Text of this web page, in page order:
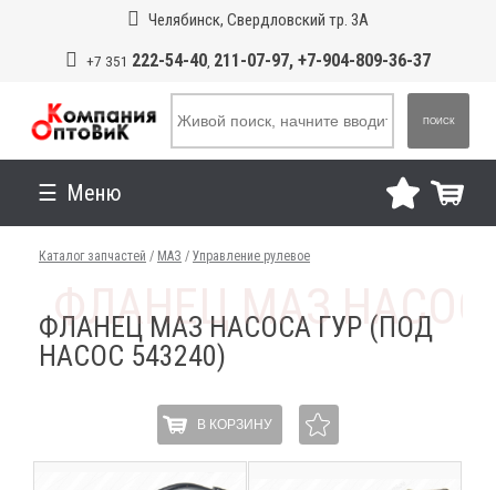
Челябинск, Свердловский тр. 3А
+7 351 222-54-40, 211-07-97, +7-904-809-36-37
ПОИСК
Меню
Каталог запчастей / МАЗ / Управление рулевое
ФЛАНЕЦ МАЗ НАСОСА ГУР (ПОД
НАСОС 543240)
В КОРЗИНУ